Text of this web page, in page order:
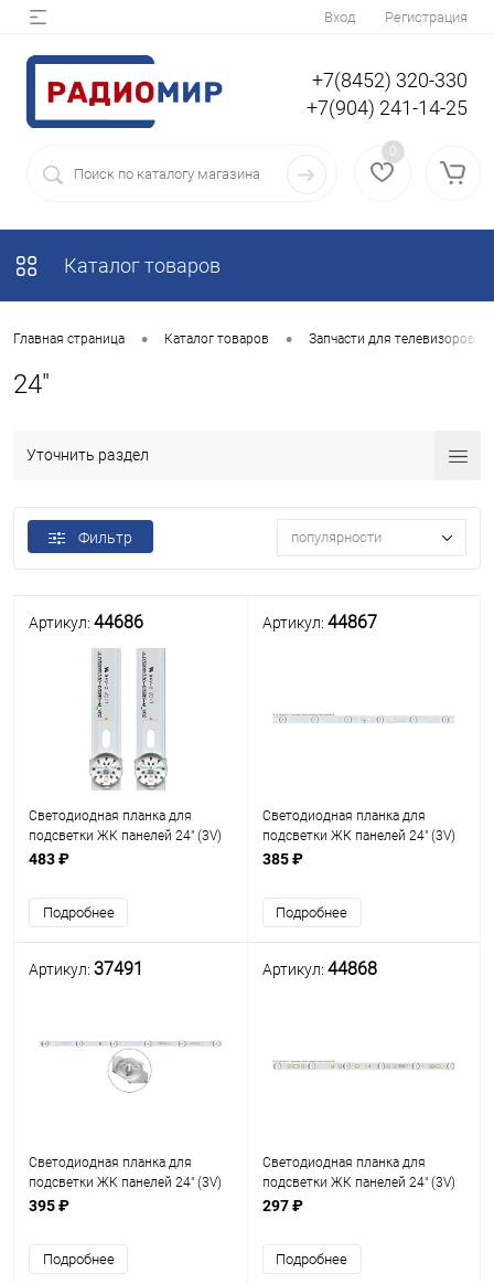
Вход Регистрация
+7(8452) 320-330
+7(904) 241-14-25
0
Каталог товаров
Главная страница • Каталог товаров • Запчасти для телевизоров
24"
Уточнить раздел
Фильтр популярности
Артикул: 44686
Светодиодная планка для
подсветки ЖК панелей 24" (3V)
(5линз) 4708-K236WD-
483 ₽
Подробнее
Артикул: 44867
Светодиодная планка для
подсветки ЖК панелей 24" (3V)
(6линз) ZDCX236D06-ZC14F-02
385 ₽
Подробнее
Артикул: 37491
Светодиодная планка для
подсветки ЖК панелей 24" (3V)
(6линз) CC02236D427V08 (427
395 ₽
Подробнее
Артикул: 44868
Светодиодная планка для
подсветки ЖК панелей 24" (3V)
(6линз) XJ236D06-ZC21FG-04
297 ₽
Подробнее